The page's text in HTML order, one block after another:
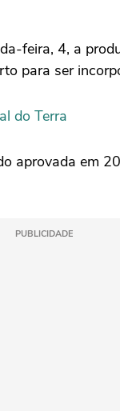
feira, 4, a
para ser
do Terra
aprovada em
PUBLICIDADE